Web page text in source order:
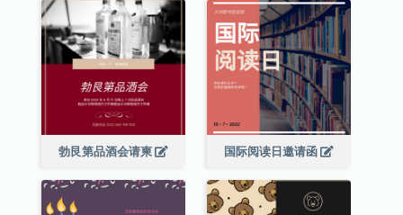
勃艮第品酒会请柬 国际阅读日邀请函